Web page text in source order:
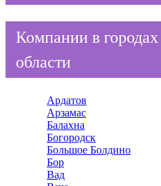
Компании в
области
Ардатов
Арзамас
Балахна
Богородск
Большое Болдино
Бор
Вад